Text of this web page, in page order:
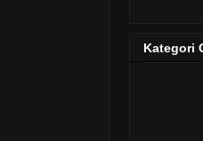
Kategori